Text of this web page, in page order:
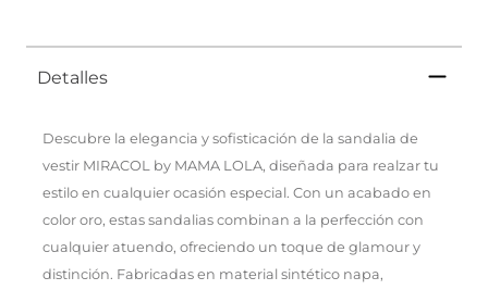
Detalles
Descubre la elegancia y sofisticación de la sandalia de
vestir MIRACOL by MAMA LOLA, diseñada para realzar tu
estilo en cualquier ocasión especial. Con un acabado en
color oro, estas sandalias combinan a la perfección con
cualquier atuendo, ofreciendo un toque de glamour y
distinción. Fabricadas en material sintético napa,